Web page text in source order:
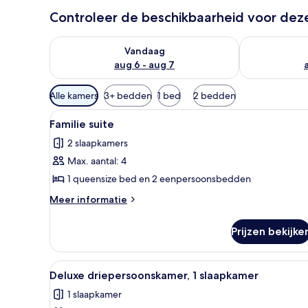
Controleer de beschikbaarheid voor
Vandaag
aug 6 - aug 7
De beschikbaarheid controleren voor vanavond aug
De
Beschikbare
filters
voor
kamers
Alle kamers 3+ bedden 1 bed 2 bedden
Alle
foto's
voor
Familie
suite
laden
Een moderne hotelkamer
3
Familie suite
2 slaapkamers
Max. aantal: 4
1 queensize bed en 2 eenpersoonsbedden
Meer informatie
Meer
suite
Prijzen
Alle
foto's
voor
Een moderne hotelkamer
1
Deluxe driepersoonskamer, 1 slaapkamer
1 slaapkamer